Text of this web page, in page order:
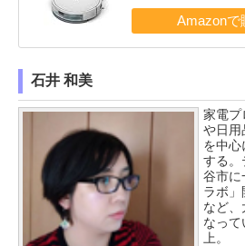
石井 和美
家電プ
や日用
を中心
する。
谷市に
ラボ」
など、
なって
上。